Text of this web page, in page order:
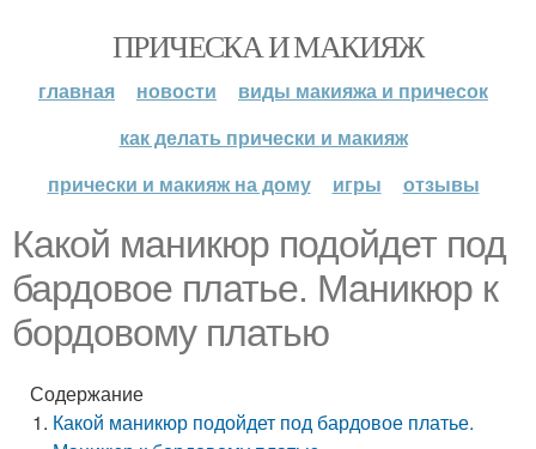
ПРИЧЕСКА И МАКИЯЖ
главная новости
виды макияжа и причесок
как делать прически и макияж
прически и макияж на дому
игры отзывы
Какой маникюр подойдет под
бардовое платье. Маникюр к
бордовому платью
Содержание
Какой маникюр подойдет под бардовое платье.